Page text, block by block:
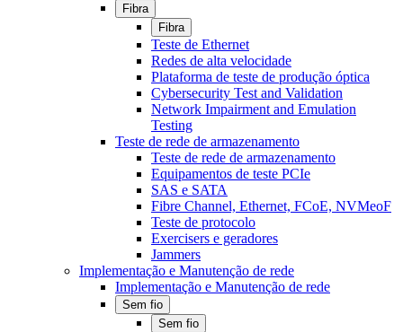
Fibra
Fibra
Teste de Ethernet
Redes de alta velocidade
Plataforma de teste de produção óptica
Cybersecurity Test and Validation
Network Impairment and Emulation
Testing
Teste de rede de armazenamento
Teste de rede de armazenamento
Equipamentos de teste PCIe
SAS e SATA
Fibre Channel, Ethernet, FCoE, NVMeoF
Teste de protocolo
Exercisers e geradores
Jammers
Implementação e Manutenção de rede
Implementação e Manutenção de rede
Sem fio
Sem fio